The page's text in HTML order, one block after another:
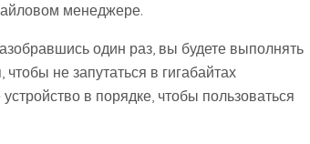
менеджере.
один раз, вы будете выполнять
не запутаться в гигабайтах
в порядке, чтобы пользоваться